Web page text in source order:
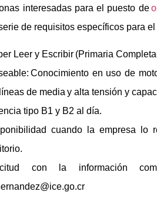
interesadas para el puesto de
de requisitos específicos para
Leer y Escribir (Primaria
Conocimiento en uso de
de media y alta tensión y
tipo B1 y B2 al día.
cuando la empresa lo
con la información